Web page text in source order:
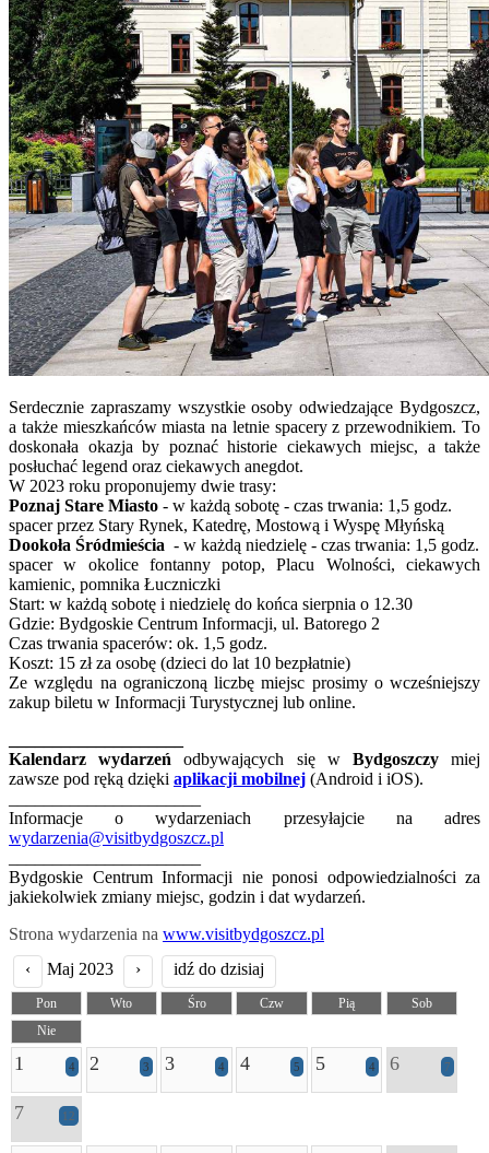
Serdecznie zapraszamy wszystkie osoby odwiedzające Bydgoszcz,
a także mieszkańców miasta na letnie spacery z przewodnikiem. To
doskonała okazja by poznać historie ciekawych miejsc, a także
posłuchać legend oraz ciekawych anegdot.
W 2023 roku proponujemy dwie trasy:
Poznaj Stare Miasto - w każdą sobotę - czas trwania: 1,5 godz.
spacer przez Stary Rynek, Katedrę, Mostową i Wyspę Młyńską
Dookoła Śródmieścia - w każdą niedzielę - czas trwania: 1,5 godz.
spacer w okolice fontanny potop, Placu Wolności, ciekawych
kamienic, pomnika Łuczniczki
Start: w każdą sobotę i niedzielę do końca sierpnia o 12.30
Gdzie: Bydgoskie Centrum Informacji, ul. Batorego 2
Czas trwania spacerów: ok. 1,5 godz.
Koszt: 15 zł za osobę (dzieci do lat 10 bezpłatnie)
Ze względu na ograniczoną liczbę miejsc prosimy o wcześniejszy
zakup biletu w Informacji Turystycznej lub online.
Kalendarz wydarzeń odbywających się w Bydgoszczymiej
zawsze pod ręką dzięki aplikacji mobilnej (Android i iOS).
Informacje o wydarzeniach przesyłajcie na adres
wydarzenia@visitbydgoszcz.pl
Bydgoskie Centrum Informacji nie ponosi odpowiedzialności za
jakiekolwiek zmiany miejsc, godzin i dat wydarzeń.
Strona wydarzenia na www.visitbydgoszcz.pl
‹
Maj 2023 › idź do dzisiaj
Pon Wto Śro Czw Pią
Sob
Nie
1 4 2 3 3 4 4 5 5 4 6 7
7 12